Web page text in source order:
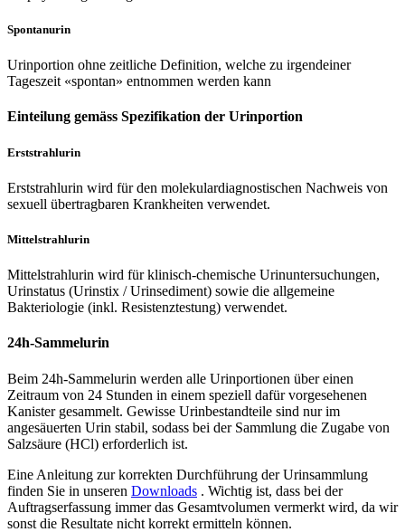
Spontanurin
Urinportion ohne zeitliche Definition, welche zu irgendeiner
Tageszeit «spontan» entnommen werden kann
Einteilung gemäss Spezifikation der Urinportion
Erststrahlurin
Erststrahlurin wird für den molekulardiagnostischen Nachweis von
sexuell übertragbaren Krankheiten verwendet.
Mittelstrahlurin
Mittelstrahlurin wird für klinisch-chemische Urinuntersuchungen,
Urinstatus (Urinstix / Urinsediment) sowie die allgemeine
Bakteriologie (inkl. Resistenztestung) verwendet.
24h-Sammelurin
Beim 24h-Sammelurin werden alle Urinportionen über einen
Zeitraum von 24 Stunden in einem speziell dafür vorgesehenen
Kanister gesammelt. Gewisse Urinbestandteile sind nur im
angesäuerten Urin stabil, sodass bei der Sammlung die Zugabe von
Salzsäure (HCl) erforderlich ist.
Eine Anleitung zur korrekten Durchführung der Urinsammlung
finden Sie in unseren Downloads . Wichtig ist, dass bei der
Auftragserfassung immer das Gesamtvolumen vermerkt wird, da wir
sonst die Resultate nicht korrekt ermitteln können.